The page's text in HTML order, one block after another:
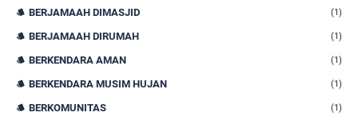
BERJAMAAH DIMASJID (1)
BERJAMAAH DIRUMAH (1)
BERKENDARA AMAN (1)
BERKENDARA MUSIM HUJAN (1)
BERKOMUNITAS (1)